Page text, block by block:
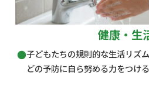
健康・生
子どもたちの規則的な生活リズ
どの予防に自ら努める力をつける